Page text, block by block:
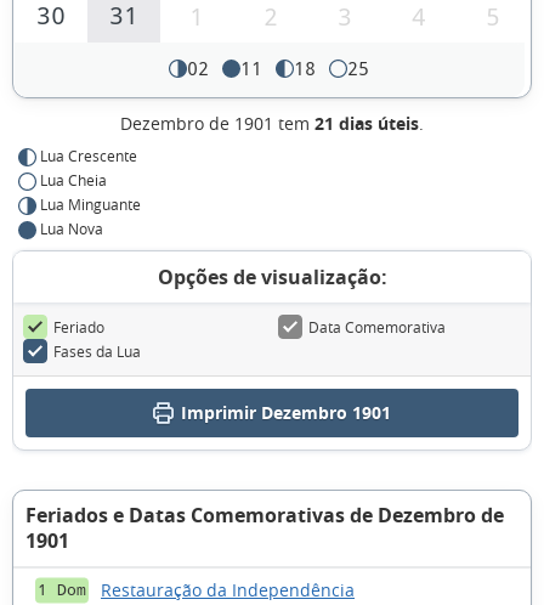
30
31 1 2 3 4 5
02 11 18 25
Dezembro de 1901 tem 21 dias úteis.
Lua Crescente
Lua Cheia
Lua Minguante
Lua Nova
Opções de visualização:
Feriado
Data Comemorativa
Fases da Lua
Imprimir Dezembro 1901
Feriados e Datas Comemorativas de Dezembro de
1901
1 Dom Restauração da Independência